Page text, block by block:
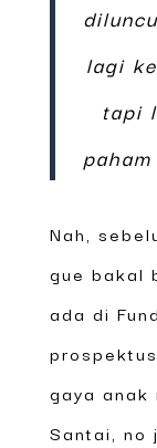
lagi
tapi
Nah,
gue bakal
ada di
gaya anak
Santai, no